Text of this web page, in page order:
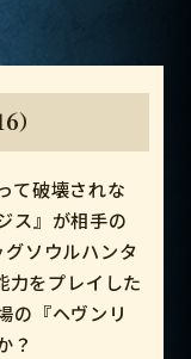
）
て破壊されな
ス』が相手の
ソウルハンタ
力をプレイした
の『ヘヴンリ
？